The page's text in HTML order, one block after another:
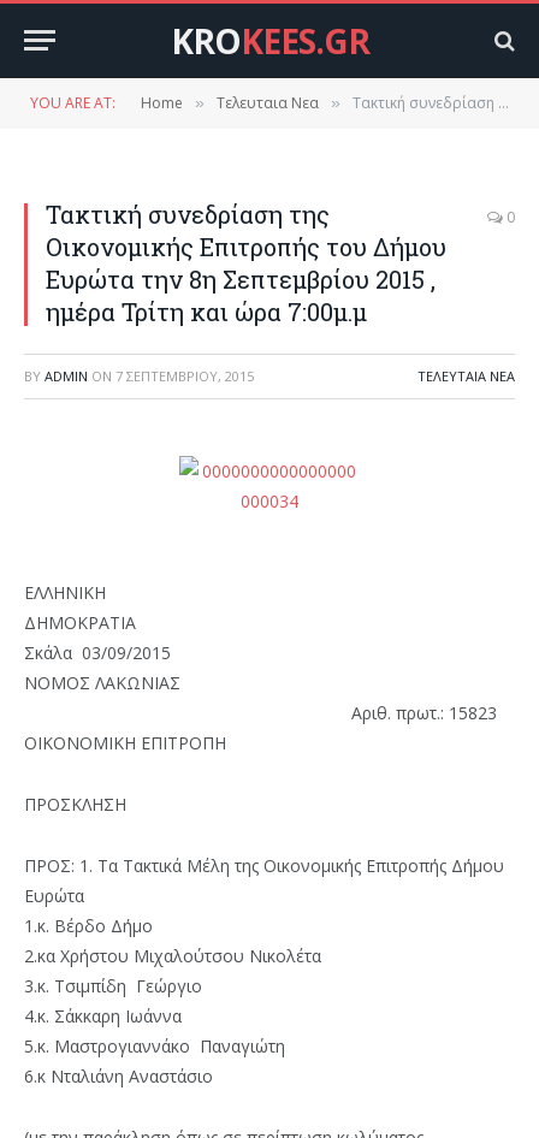
KROKEES.GR
YOU ARE AT: Home » Τελευταια Νεα » Τακτική συνεδρίαση της Οικονομικής Επιτροπής του Δήμου Ευρώτα την 8η Σεπτεμβρίου 2015 , ημέρα Τρίτη και ώρα 7:00μ.μ
Τακτική συνεδρίαση της
Οικονομικής Επιτροπής του Δήμου
Ευρώτα την 8η Σεπτεμβρίου 2015 ,
ημέρα Τρίτη και ώρα 7:00μ.μ
0
BY ADMIN ON 7 ΣΕΠΤΕΜΒΡΊΟΥ, 2015 ΤΕΛΕΥΤΑΙΑ ΝΕΑ
ΕΛΛΗΝΙΚΗ
ΔΗΜΟΚΡΑΤΙΑ
Σκάλα 03/09/2015
ΝΟΜΟΣ ΛΑΚΩΝΙΑΣ
Αριθ. πρωτ.: 15823
ΟΙΚΟΝΟΜΙΚΗ ΕΠΙΤΡΟΠΗ
ΠΡΟΣΚΛΗΣΗ
ΠΡΟΣ: 1. Τα Τακτικά Μέλη της Οικονομικής Επιτροπής Δήμου
Ευρώτα
1.κ. Βέρδο Δήμο
2.κα Χρήστου Μιχαλούτσου Νικολέτα
3.κ. Τσιμπίδη Γεώργιο
4.κ. Σάκκαρη Ιωάννα
5.κ. Μαστρογιαννάκο Παναγιώτη
6.κ Νταλιάνη Αναστάσιο